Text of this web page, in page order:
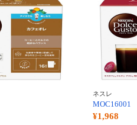
ネスレ
MOC16001
¥1,968